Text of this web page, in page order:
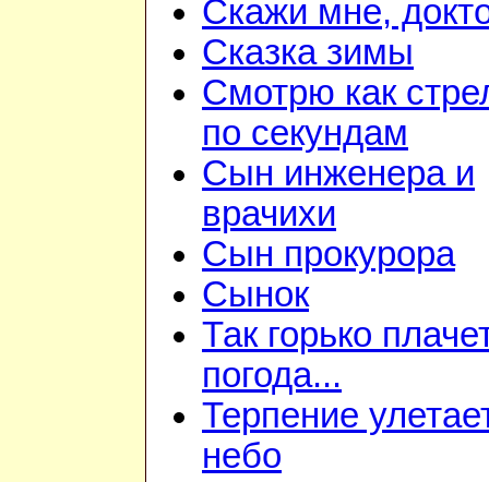
Скажи мне,
Сказка зимы
Смотрю как
по секундам
Сын инженера и
врачихи
Сын прокурора
Сынок
Так горько
погода...
Терпение
небо